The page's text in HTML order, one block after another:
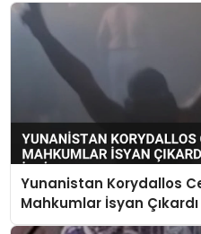
Yunanistan Korydallos
Mahkumlar İsyan
İddiaları Var